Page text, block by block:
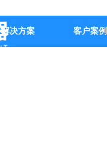
解决方案 客户案例